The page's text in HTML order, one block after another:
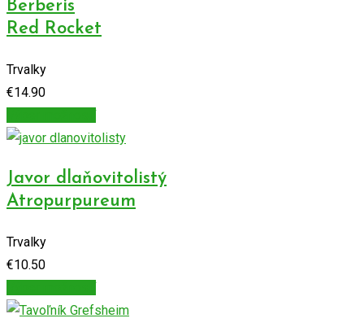
Berberis
Red Rocket
Trvalky
€14.90
Javor dlaňovitolistý
Atropurpureum
Trvalky
€10.50